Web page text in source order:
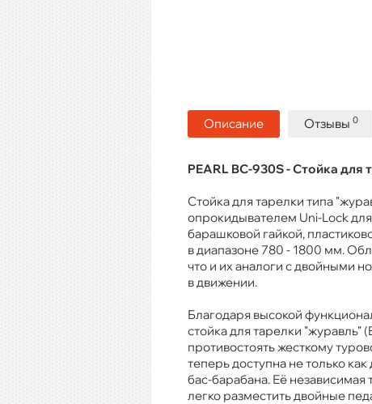
Описание Отзывы 0
PEARL BC-930S - Стойка для
Стойка для тарелки типа
опрокидывателем Uni-Lock
барашковой гайкой,
в диапазоне 780 - 1800 мм.
что и их аналоги с двойными
в движении.
Благодаря высокой
стойка для тарелки "журавль"
противостоять жесткому
теперь доступна не только
бас-барабана. Её
легко разместить двойные